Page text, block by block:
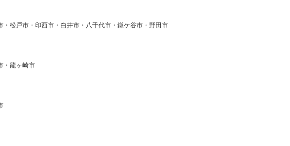
・松戸市・印西市・白井市・八千代市・鎌ケ谷市・野田市
・龍ヶ崎市